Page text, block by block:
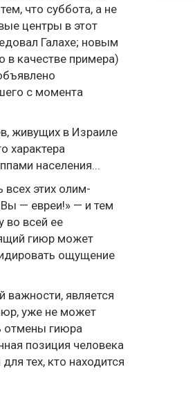
что суббота, а не
центры в этот
Галахе; новым
в качестве примера)
с момента
живущих в Израиле
характера
населения...
всех этих олим-
— евреи!» — и тем
во всей ее
гиюр может
ощущение
важности, является
уже не может
отмены гиюра
позиция человека
тех, кто находится